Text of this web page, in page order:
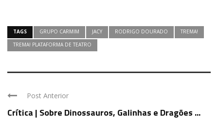
TAGS GRUPO CARMIM JACY RODRIGO DOURADO
TREMA!
TREMA! PLATAFORMA DE TEATRO
Post Anterior
Crítica | Sobre Dinossauros, Galinhas e Dragões ...